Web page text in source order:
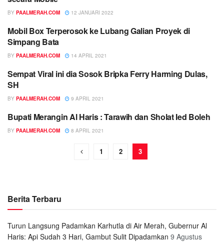
BY PAALMERAH.COM 12 JANUARI 2022
HIBURAN
Mobil Box Terperosok ke Lubang Galian Proyek di
Simpang Bata
BY PAALMERAH.COM 14 APRIL 2021
HIBURAN
Sempat Viral ini dia Sosok Bripka Ferry Harming Dulas,
SH
BY PAALMERAH.COM 9 APRIL 2021
HIBURAN
Bupati Merangin Al Haris : Tarawih dan Sholat Ied Boleh
BY PAALMERAH.COM 8 APRIL 2021
1 2 3
Berita Terbaru
Turun Langsung Padamkan Karhutla di Air Merah, Gubernur Al
Haris: Api Sudah 3 Hari, Gambut Sulit Dipadamkan 9 Agustus